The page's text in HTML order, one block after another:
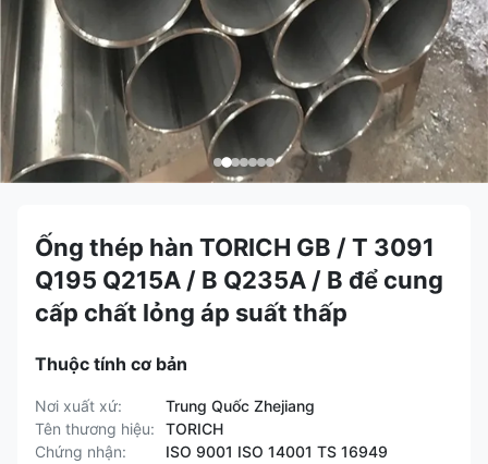
Ống thép hàn TORICH GB / T 3091
Q195 Q215A / B Q235A / B để cung
cấp chất lỏng áp suất thấp
Thuộc tính cơ bản
Nơi xuất xứ:
Trung Quốc Zhejiang
Tên thương hiệu:
TORICH
Chứng nhận:
ISO 9001 ISO 14001 TS 16949